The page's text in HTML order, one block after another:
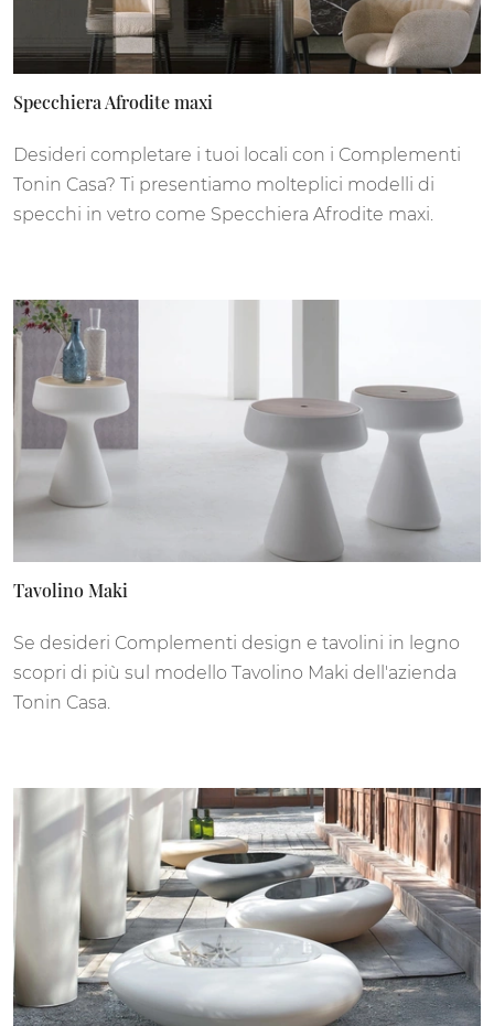
Specchiera Afrodite maxi
Desideri completare i tuoi locali con i Complementi
Tonin Casa? Ti presentiamo molteplici modelli di
specchi in vetro come Specchiera Afrodite maxi.
Tavolino Maki
Se desideri Complementi design e tavolini in legno
scopri di più sul modello Tavolino Maki dell'azienda
Tonin Casa.